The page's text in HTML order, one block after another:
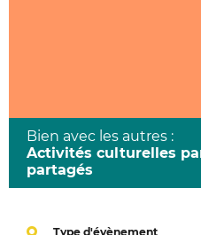
Bien avec les autres :
Activités culturelles
partagés
Type d'évènement